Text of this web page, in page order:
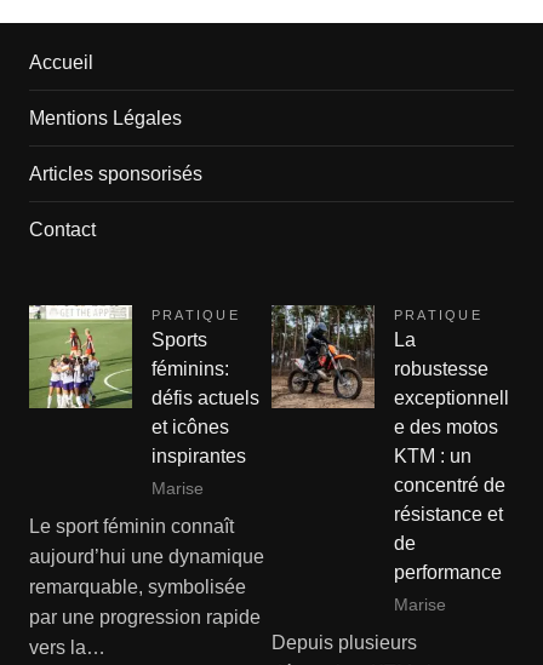
Accueil
Mentions Légales
Articles sponsorisés
Contact
PRATIQUE
Sports
féminins:
défis actuels
et icônes
inspirantes
Marise
Le sport féminin connaît
aujourd’hui une dynamique
remarquable, symbolisée
par une progression rapide
vers la…
PRATIQUE
La
robustesse
exceptionnell
e des motos
KTM : un
concentré de
résistance et
de
performance
Marise
Depuis plusieurs